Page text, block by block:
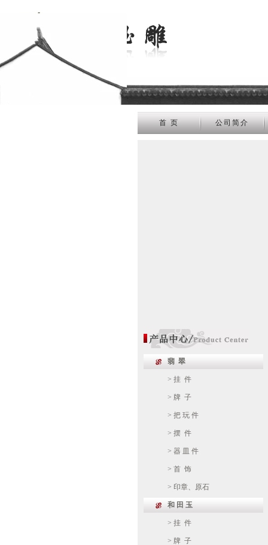
首 页 公司简介
翡 翠
> 挂 件
> 牌 子
> 把 玩 件
> 摆 件
> 器 皿 件
> 首 饰
> 印章、原石
和 田 玉
> 挂 件
> 牌 子